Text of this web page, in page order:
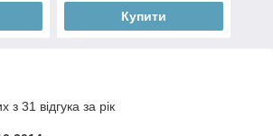
Купити
з 31 відгука за рік